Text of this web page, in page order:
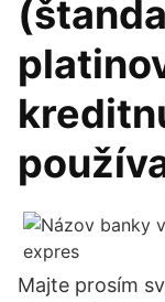
Majte prosím